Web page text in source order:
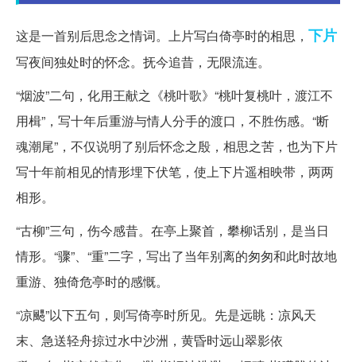
这是一首别后思念之情词。上片写白倚亭时的相思， 下片
写夜间独处时的怀念。抚今追昔，无限流连。
“烟波”二句，化用王献之《桃叶歌》“桃叶复桃叶，渡江不
用楫”，写十年后重游与情人分手的渡口，不胜伤感。“断
魂潮尾”，不仅说明了别后怀念之殷，相思之苦，也为下片
写十年前相见的情形埋下伏笔，使上下片遥相映带，两两
相形。
“古柳”三句，伤今感昔。在亭上聚首，攀柳话别，是当日
情形。“骤”、“重”二字，写出了当年别离的匆匆和此时故地
重游、独倚危亭时的感慨。
“凉颸”以下五句，则写倚亭时所见。先是远眺：凉风天
末、急送轻舟掠过水中沙洲，黄昏时远山翠影依